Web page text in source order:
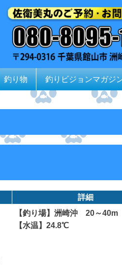
釣り物 釣りビジョンマガジ
詳細
【釣り場】洲崎沖 20～40m
【水温】24.8℃